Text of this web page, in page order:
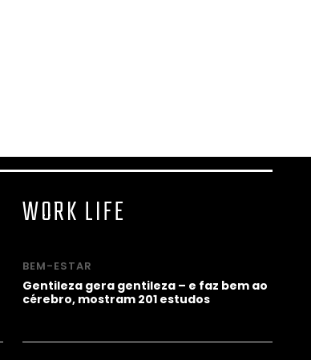
WORK LIFE
BEM-ESTAR
Gentileza gera gentileza – e faz bem ao
cérebro, mostram 201 estudos